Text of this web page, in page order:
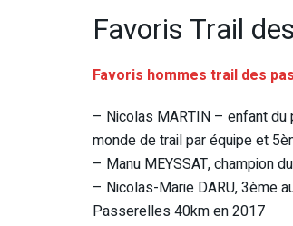
Favoris Trail
Favoris hommes trail des
– Nicolas MARTIN – enfant
monde de trail par équipe et
– Manu MEYSSAT, champion
– Nicolas-Marie DARU, 3ème
Passerelles 40km en 2017